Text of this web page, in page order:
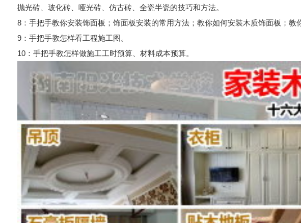
抛光砖、玻化砖、哑光砖、仿古砖、全瓷半瓷的技巧和方法。
8：手把手教你安装饰面板；饰面板安装的常用方法；教你如何安装木质饰面板；
9：手把手教怎样看工程施工图。
10：手把手教怎样做施工工时预算、材料成本预算。